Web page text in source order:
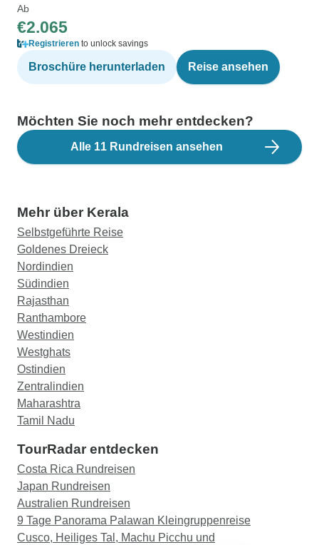
Ab
€2.065
Registrieren to unlock savings
Broschüre herunterladen Reise ansehen
Möchten Sie noch mehr entdecken?
Alle 11 Rundreisen ansehen
Mehr über Kerala
Selbstgeführte Reise
Goldenes Dreieck
Nordindien
Südindien
Rajasthan
Ranthambore
Westindien
Westghats
Ostindien
Zentralindien
Maharashtra
Tamil Nadu
TourRadar entdecken
Costa Rica Rundreisen
Japan Rundreisen
Australien Rundreisen
9 Tage Panorama Palawan Kleingruppenreise
Cusco, Heiliges Tal, Machu Picchu und